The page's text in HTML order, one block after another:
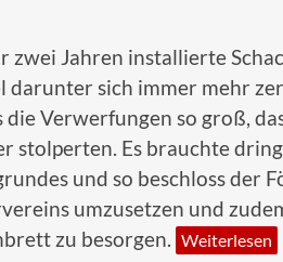
zwei Jahren installierte
darunter sich immer mehr
die Verwerfungen so groß,
stolperten. Es brauchte
und so beschloss der
umzusetzen und
zu besorgen. Weiterlesen